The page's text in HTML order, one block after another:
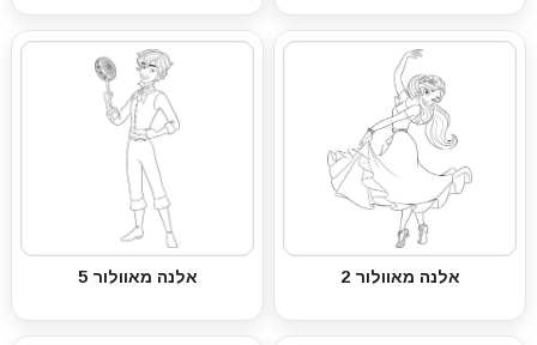
אלנה מאוולור 2 אלנה מאוולור 5